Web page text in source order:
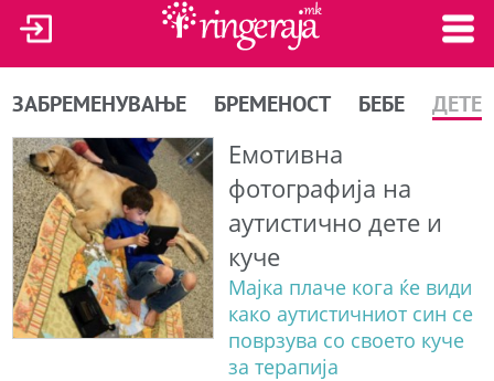
ЗАБРЕМЕНУВАЊЕ БРЕМЕНОСТ БЕБЕ ДЕТЕ
Емотивна
фотографија на
аутистично дете и
куче
Мајка плаче кога ќе види
како аутистичниот син се
поврзува со своето куче
за терапија